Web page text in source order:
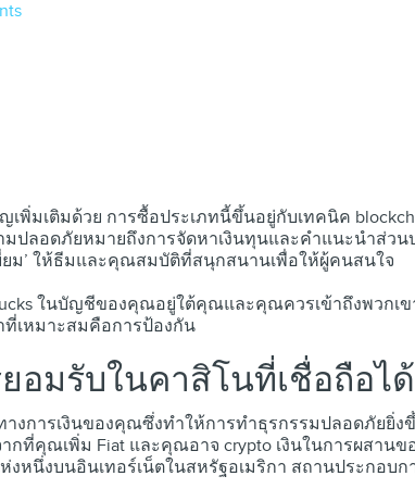
เพิ่มเติมด้วย การซื้อประเภทนี้ขึ้นอยู่กับเทคนิค
ลอดภัยหมายถึงการจัดหาเงินทุนและคำแนะนำส่วน
ยม’ ให้ธีมและคุณสมบัติที่สนุกสนานเพื่อให้ผู้คนสนใจ
ในบัญชีของคุณอยู่ใต้คุณและคุณควรเข้าถึงพวกเข
เหมาะสมคือการป้องกัน
อมรับในคาสิโนที่เชื่อถือไ
การเงินของคุณซึ่งทำให้การทำธุรกรรมปลอดภัยยิ่ง
ที่คุณเพิ่ม Fiat และคุณอาจ crypto เงินในการผสาน
นึ่งบนอินเทอร์เน็ตในสหรัฐอเมริกา สถานประกอบ